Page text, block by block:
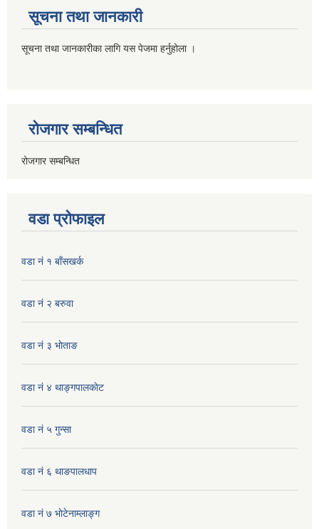
सूचना तथा जानकारी
सूचना तथा जानकारीका लागि यस पेजमा हर्नुहोला ।
रोजगार सम्बन्धित
रोजगार सम्बन्धित
वडा प्रोफाइल
वडा नं १ बाँसखर्क
वडा नं २ बरुवा
वडा नं ३ भाेताङ
वडा नं ४ थाङ्गपालकाेट
वडा नं ५ गुन्सा
वडा नं ६ थाङपालधाप
वडा नं ७ भाेटेनाम्लाङ्ग